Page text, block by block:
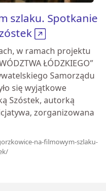
szlaku. Spotkanie
w ramach projektu
ŁÓDZKIEGO”
Samorządu
się wyjątkowe
Szóstek, autorką
zorganizowana
na-filmowym-szlaku-